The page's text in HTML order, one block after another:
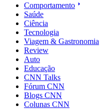
Comportamento
Saúde
Ciência
Tecnologia
Viagem & Gastronomia
Review
Auto
Educação
CNN Talks
Fórum CNN
Blogs CNN
Colunas CNN